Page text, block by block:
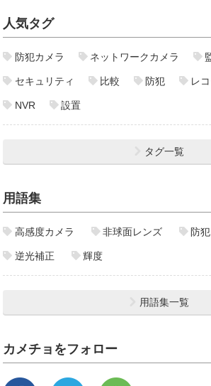
人気タグ
防犯カメラ ネットワークカメラ
セキュリティ 比較 防犯 レ
NVR 設置
タグ一覧
用語集
高感度カメラ 非球面レンズ 防
逆光補正 輝度
用語集一覧
カメチョをフォロー